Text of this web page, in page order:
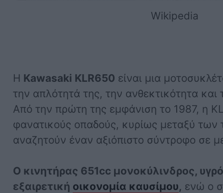
Wikipedia
Η Kawasaki KLR650 είναι μια
την απλότητά της, την ανθεκτικότητα και
Από την πρώτη της εμφάνιση το 1987, η
φανατικούς οπαδούς, κυρίως μεταξύ των
αναζητούν έναν αξιόπιστο σύντροφο σε
Ο κινητήρας 651cc μονοκύλινδρος,
εξαιρετική οικονομία καυσίμου, ενώ ο